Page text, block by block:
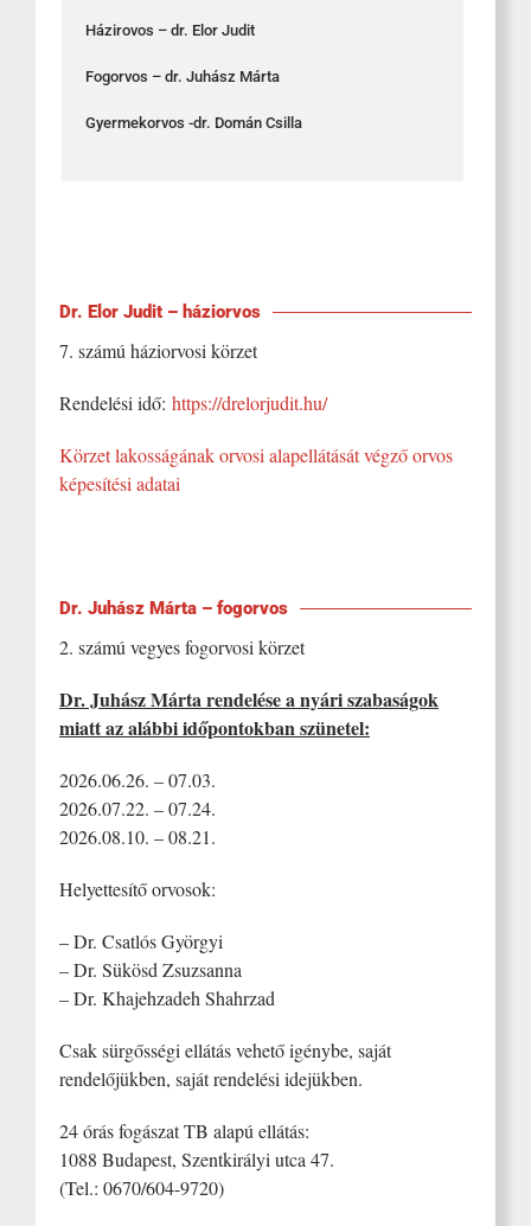
Házirovos – dr. Elor Judit
Fogorvos – dr. Juhász Márta
Gyermekorvos -dr. Domán Csilla
Dr. Elor Judit – háziorvos
7. számú háziorvosi körzet
Rendelési idő: https://drelorjudit.hu/
Körzet lakosságának orvosi alapellátását végző orvos
képesítési adatai
Dr. Juhász Márta – fogorvos
2. számú vegyes fogorvosi körzet
Dr. Juhász Márta rendelése a nyári szabaságok
miatt az alábbi időpontokban szünetel:
2026.06.26. – 07.03.
2026.07.22. – 07.24.
2026.08.10. – 08.21.
Helyettesítő orvosok:
– Dr. Csatlós Györgyi
– Dr. Sükösd Zsuzsanna
– Dr. Khajehzadeh Shahrzad
Csak sürgősségi ellátás vehető igénybe, saját
rendelőjükben, saját rendelési idejükben.
24 órás fogászat TB alapú ellátás:
1088 Budapest, Szentkirályi utca 47.
(Tel.: 0670/604-9720)